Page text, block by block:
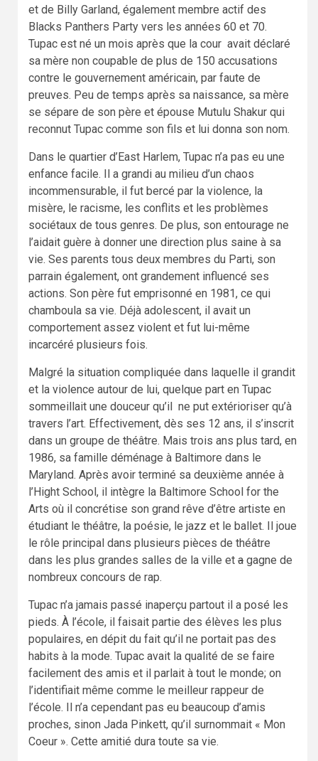
et de Billy Garland, également membre actif des
Blacks Panthers Party vers les années 60 et 70.
Tupac est né un mois après que la cour avait déclaré
sa mère non coupable de plus de 150 accusations
contre le gouvernement américain, par faute de
preuves. Peu de temps après sa naissance, sa mère
se sépare de son père et épouse Mutulu Shakur qui
reconnut Tupac comme son fils et lui donna son nom.
Dans le quartier d’East Harlem, Tupac n’a pas eu une
enfance facile. Il a grandi au milieu d’un chaos
incommensurable, il fut bercé par la violence, la
misère, le racisme, les conflits et les problèmes
sociétaux de tous genres. De plus, son entourage ne
l’aidait guère à donner une direction plus saine à sa
vie. Ses parents tous deux membres du Parti, son
parrain également, ont grandement influencé ses
actions. Son père fut emprisonné en 1981, ce qui
chamboula sa vie. Déjà adolescent, il avait un
comportement assez violent et fut lui-même
incarcéré plusieurs fois.
Malgré la situation compliquée dans laquelle il grandit
et la violence autour de lui, quelque part en Tupac
sommeillait une douceur qu’il ne put extérioriser qu’à
travers l’art. Effectivement, dès ses 12 ans, il s’inscrit
dans un groupe de théâtre. Mais trois ans plus tard, en
1986, sa famille déménage à Baltimore dans le
Maryland. Après avoir terminé sa deuxième année à
l’Hight School, il intègre la Baltimore School for the
Arts où il concrétise son grand rêve d’être artiste en
étudiant le théâtre, la poésie, le jazz et le ballet. Il joue
le rôle principal dans plusieurs pièces de théâtre
dans les plus grandes salles de la ville et a gagne de
nombreux concours de rap.
Tupac n’a jamais passé inaperçu partout il a posé les
pieds. À l’école, il faisait partie des élèves les plus
populaires, en dépit du fait qu’il ne portait pas des
habits à la mode. Tupac avait la qualité de se faire
facilement des amis et il parlait à tout le monde; on
l’identifiait même comme le meilleur rappeur de
l’école. Il n’a cependant pas eu beaucoup d’amis
proches, sinon Jada Pinkett, qu’il surnommait « Mon
Coeur ». Cette amitié dura toute sa vie.